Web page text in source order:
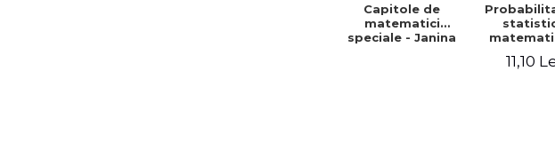
Capitole de
matematici
speciale - Janina
Janina
11,10